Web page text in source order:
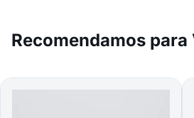
Recomendamos para